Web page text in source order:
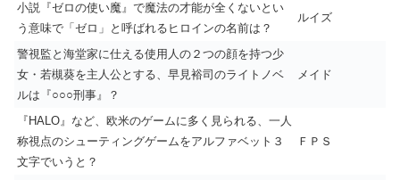
小説『ゼロの使い魔』で魔法の才能が全くないとい
う意味で「ゼロ」と呼ばれるヒロインの名前は？
ルイズ
警視監と海堂家に仕える使用人の２つの顔を持つ少
女・若槻葵を主人公とする、早見裕司のライトノベ
ルは『○○○刑事』？
メイド
『HALO』など、欧米のゲームに多く見られる、一人
称視点のシューティングゲームをアルファベット３
文字でいうと？
ＦＰＳ